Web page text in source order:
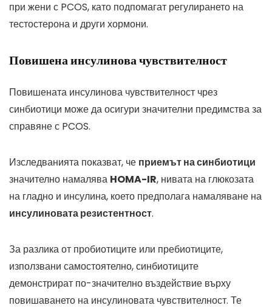
при жени с PCOS, като подпомагат регулирането на
тестостерона и други хормони.
Повишена инсулинова чувствителност
Повишената инсулинова чувствителност чрез
синбиотици може да осигури значителни предимства за
справяне с PCOS.
Изследванията показват, че приемът на синбиотици
значително намалява HOMA-IR, нивата на глюкозата
на гладно и инсулина, което предполага намаляване на
инсулиновата резистентност.
За разлика от пробиотиците или пребиотиците,
използвани самостоятелно, синбиотиците
демонстрират по-значително въздействие върху
повишаването на инсулиновата чувствителност. Те